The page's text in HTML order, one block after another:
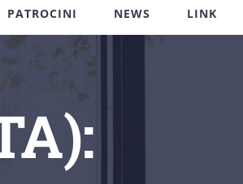
PATROCINI NEWS LINK